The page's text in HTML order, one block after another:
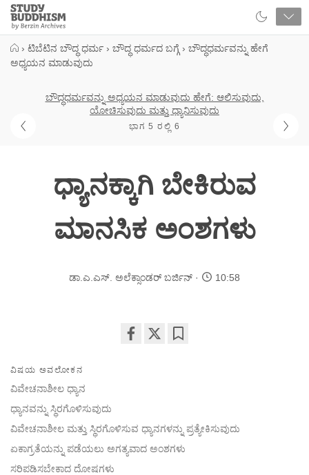
Close
Study
Buddhism
› ಟಿಬೆಟಿನ ಬೌದ್ಧ ಧರ್ಮ › ಬೌದ್ಧ ಧರ್ಮದ ಬಗ್ಗೆ › ಬೌದ್ಧಧರ್ಮವನ್ನು ಹೇಗೆ
ಅಧ್ಯಯನ ಮಾಡುವುದು
ಬೌದ್ಧಧರ್ಮವನ್ನು ಅಧ್ಯಯನ ಮಾಡುವುದು ಹೇಗೆ: ಆಲಿಸುವುದು,
ಯೋಚಿಸುವುದು ಮತ್ತು ಧ್ಯಾನಿಸುವುದು
ಭಾಗ 5 ರಲ್ಲಿ 6
ಧ್ಯಾನಕ್ಕಾಗಿ ಬೇಕಿರುವ
ಮಾನಸಿಕ ಅಂಶಗಳು
ಡಾ.ಎ.ಎಸ್. ಅಲೆಕ್ಸಾಂಡರ್ ಬರ್ಜಿನ್ 10:58
ವಿಷಯ ಅವಲೋಕನ
ವಿವೇಚನಾಶೀಲ ಧ್ಯಾನ
ಧ್ಯಾನವನ್ನು ಸ್ಥಿರಗೊಳಿಸುವುದು
ವಿವೇಚನಾಶೀಲ ಮತ್ತು ಸ್ಥಿರಗೊಳಿಸುವ ಧ್ಯಾನಗಳನ್ನು ಪ್ರತ್ಯೇಕಿಸುವುದು
ಏಕಾಗ್ರತೆಯನ್ನು ಪಡೆಯಲು ಅಗತ್ಯವಾದ ಅಂಶಗಳು
ಸರಿಪಡಿಸಬೇಕಾದ ದೋಷಗಳು